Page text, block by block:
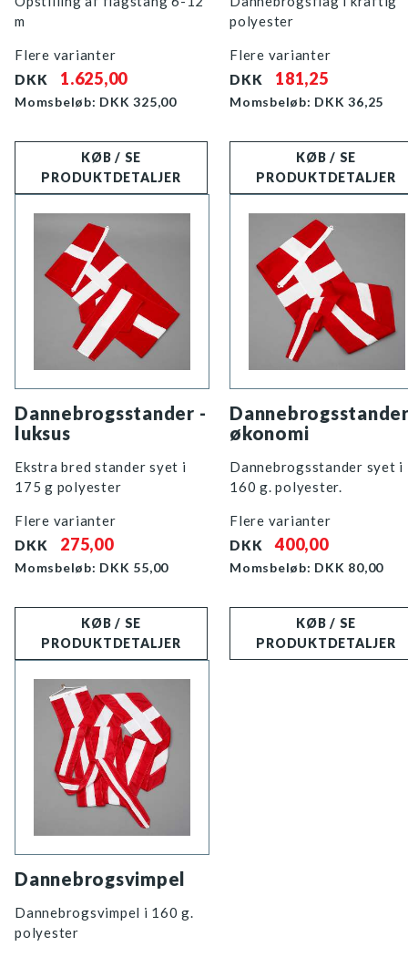
m
Flere varianter
DKK
1.625,00
Momsbeløb: DKK325,00
KØB / SE
PRODUKTDETALJER
polyester
Flere varianter
DKK
181,25
Momsbeløb: DKK36,25
KØB / SE
PRODUKTDETALJER
Dannebrogsstander -
luksus
Ekstra bred stander syet i
175 g polyester
Flere varianter
DKK
275,00
Momsbeløb: DKK 55,00
KØB / SE
PRODUKTDETALJER
økonomi
Dannebrogsstander syet i
160 g. polyester.
Flere varianter
DKK
400,00
Momsbeløb: DKK 80,00
KØB / SE
PRODUKTDETALJER
Dannebrogsvimpel
Dannebrogsvimpel i 160 g.
polyester